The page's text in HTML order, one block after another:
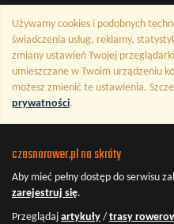
Używamy cookies i podobnych
świadczenia usług, reklamy,
zmiany ustawień Twojej
umieszczane w Twoim urządzeniu
możesz zmienić te ustawienia.
prywatności.
czasnarower.pl na skróty
Aby mieć pełny dostęp do serwisu
zarejestruj się.
Przeglądaj artykuły / trasy